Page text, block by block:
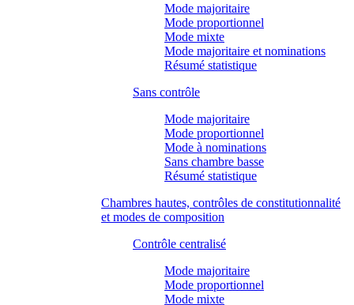
Mode majoritaire
Mode proportionnel
Mode mixte
Mode majoritaire et nominations
Résumé statistique
Sans contrôle
Mode majoritaire
Mode proportionnel
Mode à nominations
Sans chambre basse
Résumé statistique
Chambres hautes, contrôles de constitutionnalité
et modes de composition
Contrôle centralisé
Mode majoritaire
Mode proportionnel
Mode mixte